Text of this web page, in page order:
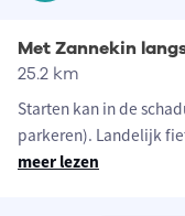
Met Zannekin
25.2 km
Starten kan in de
parkeren). Landelijk
meer lezen